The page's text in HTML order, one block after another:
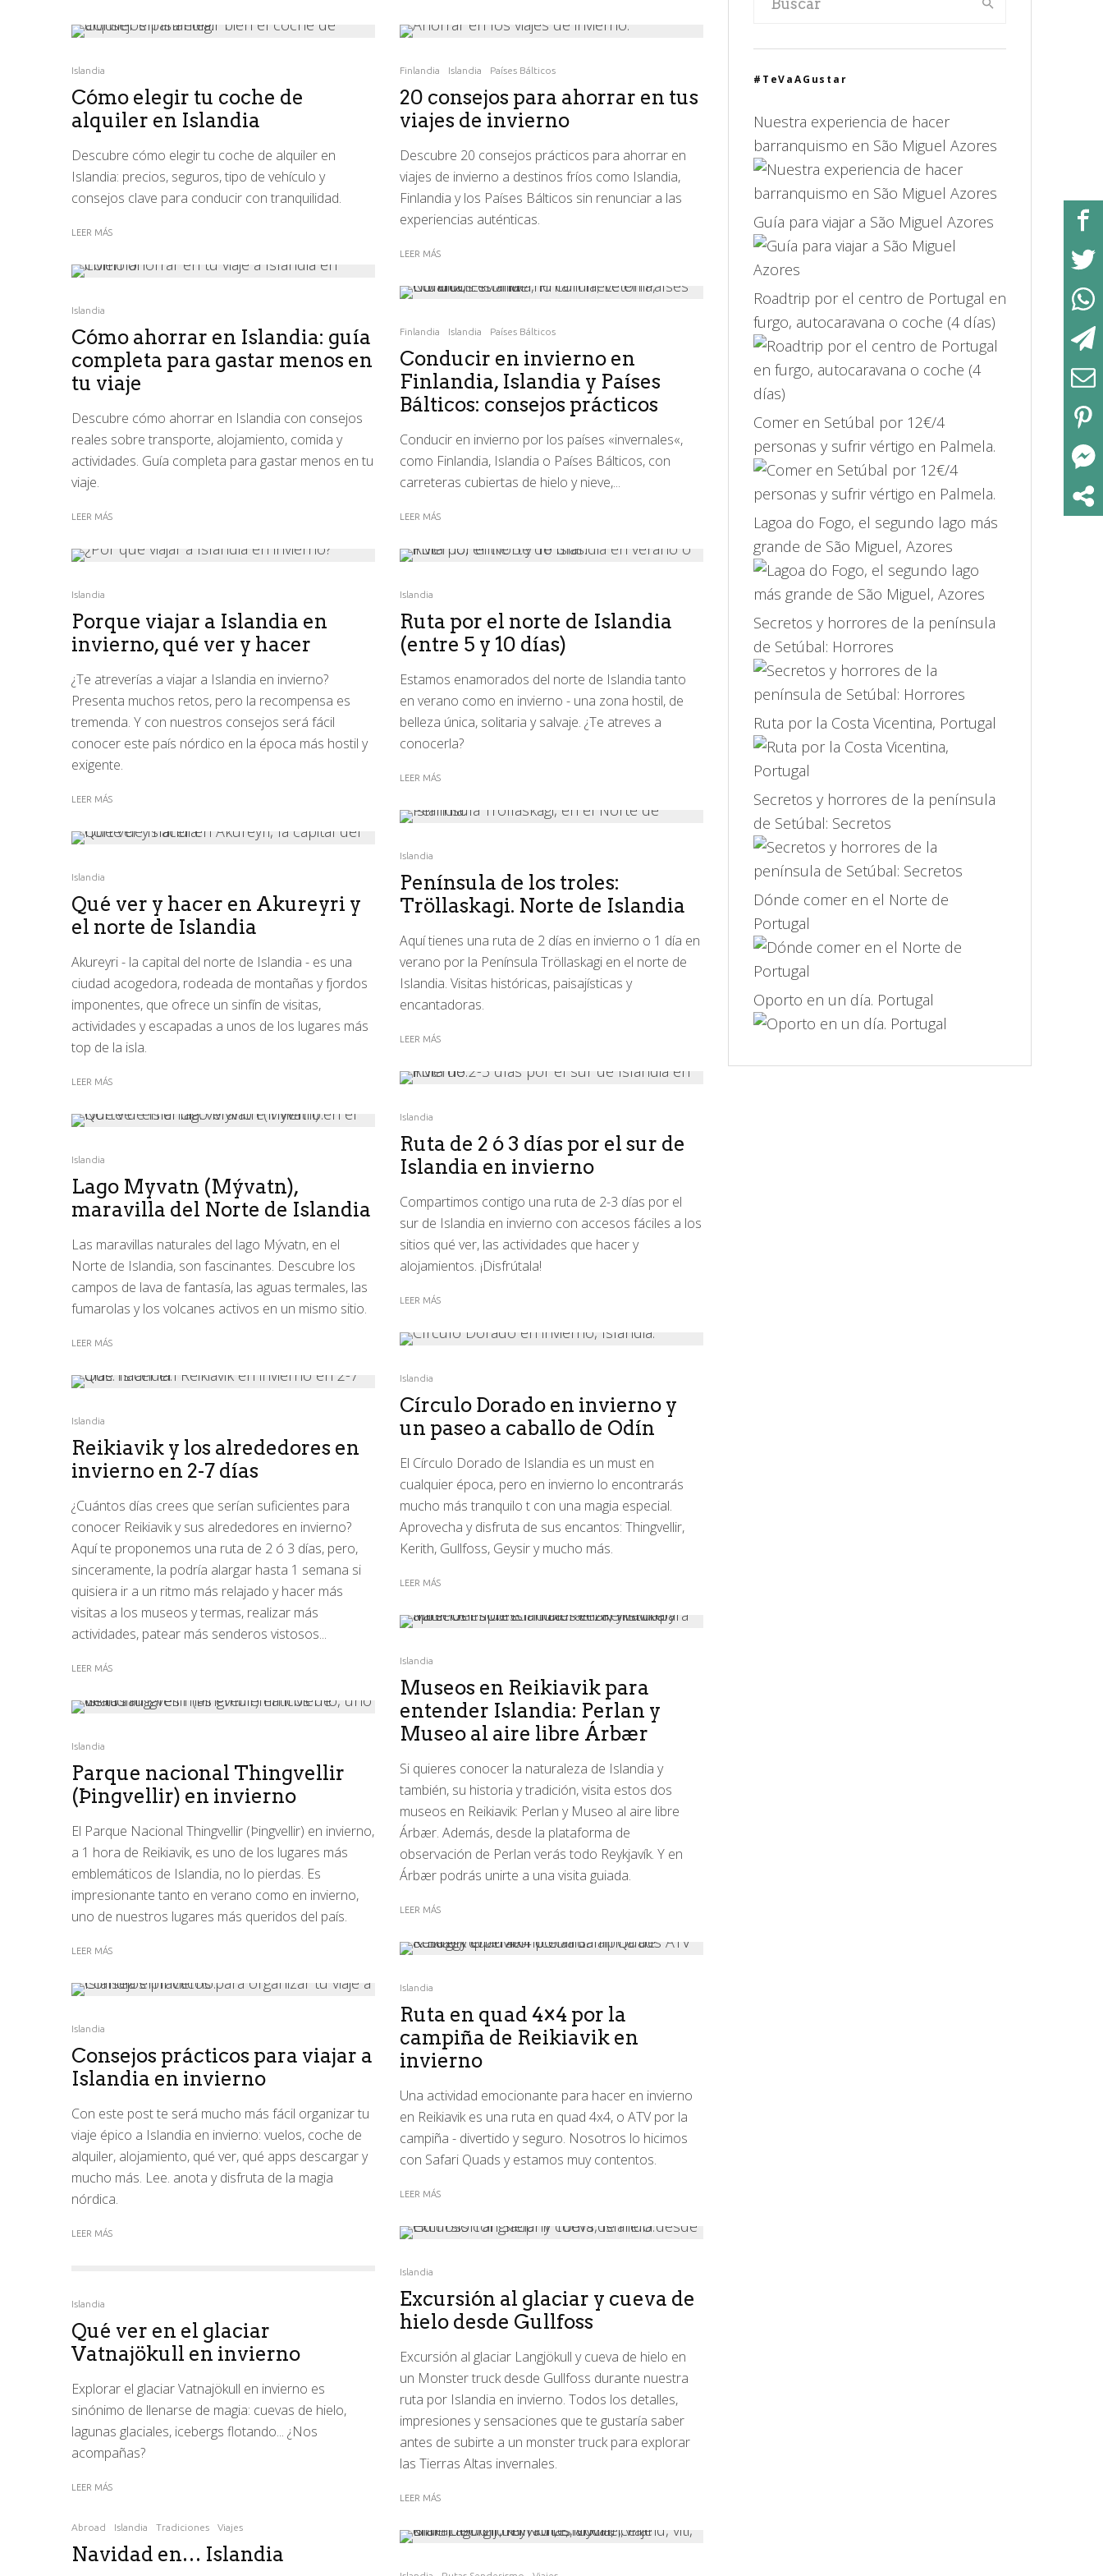
Islandia
Cómo elegir tu coche de
alquiler en Islandia
Descubre cómo elegir tu coche de alquiler en
Islandia: precios, seguros, tipo de vehículo y
consejos clave para conducir con tranquilidad.
LEER MÁS
Islandia
Cómo ahorrar en Islandia: guía
completa para gastar menos en
tu viaje
Descubre cómo ahorrar en Islandia con consejos
reales sobre transporte, alojamiento, comida y
actividades. Guía completa para gastar menos en tu
viaje.
LEER MÁS
Islandia
Porque viajar a Islandia en
invierno, qué ver y hacer
¿Te atreverías a viajar a Islandia en invierno?
Presenta muchos retos, pero la recompensa es
tremenda. Y con nuestros consejos será fácil
conocer este país nórdico en la época más hostil y
exigente.
LEER MÁS
Islandia
Qué ver y hacer en Akureyri y
el norte de Islandia
Akureyri - la capital del norte de Islandia - es una
ciudad acogedora, rodeada de montañas y fjordos
imponentes, que ofrece un sinfín de visitas,
actividades y escapadas a unos de los lugares más
top de la isla.
LEER MÁS
Islandia
Lago Myvatn (Mývatn),
maravilla del Norte de Islandia
Las maravillas naturales del lago Mývatn, en el
Norte de Islandia, son fascinantes. Descubre los
campos de lava de fantasía, las aguas termales, las
fumarolas y los volcanes activos en un mismo sitio.
LEER MÁS
Islandia
Reikiavik y los alrededores en
invierno en 2-7 días
¿Cuántos días crees que serían suficientes para
conocer Reikiavik y sus alrededores en invierno?
Aquí te proponemos una ruta de 2 ó 3 días, pero,
sinceramente, la podría alargar hasta 1 semana si
quisiera ir a un ritmo más relajado y hacer más
visitas a los museos y termas, realizar más
actividades, patear más senderos vistosos...
LEER MÁS
Islandia
Parque nacional Thingvellir
(Þingvellir) en invierno
El Parque Nacional Thingvellir (Þingvellir) en invierno,
a 1 hora de Reikiavik, es uno de los lugares más
emblemáticos de Islandia, no lo pierdas. Es
impresionante tanto en verano como en invierno,
uno de nuestros lugares más queridos del país.
LEER MÁS
Islandia
Consejos prácticos para viajar a
Islandia en invierno
Con este post te será mucho más fácil organizar tu
viaje épico a Islandia en invierno: vuelos, coche de
alquiler, alojamiento, qué ver, qué apps descargar y
mucho más. Lee. anota y disfruta de la magia
nórdica.
LEER MÁS
Islandia
Qué ver en el glaciar
Vatnajökull en invierno
Explorar el glaciar Vatnajökull en invierno es
sinónimo de llenarse de magia: cuevas de hielo,
lagunas glaciales, icebergs flotando... ¿Nos
acompañas?
LEER MÁS
Abroad Islandia Tradiciones Viajes
Navidad en… Islandia
Finlandia Islandia Países Bálticos
20 consejos para ahorrar en tus
viajes de invierno
Descubre 20 consejos prácticos para ahorrar en
viajes de invierno a destinos fríos como Islandia,
Finlandia y los Países Bálticos sin renunciar a las
experiencias auténticas.
LEER MÁS
Finlandia Islandia Países Bálticos
Conducir en invierno en
Finlandia, Islandia y Países
Bálticos: consejos prácticos
Conducir en invierno por los países «invernales«,
como Finlandia, Islandia o Países Bálticos, con
carreteras cubiertas de hielo y nieve,...
LEER MÁS
Islandia
Ruta por el norte de Islandia
(entre 5 y 10 días)
Estamos enamorados del norte de Islandia tanto
en verano como en invierno - una zona hostil, de
belleza única, solitaria y salvaje. ¿Te atreves a
conocerla?
LEER MÁS
Islandia
Península de los troles:
Tröllaskagi. Norte de Islandia
Aquí tienes una ruta de 2 días en invierno o 1 día en
verano por la Península Tröllaskagi en el norte de
Islandia. Visitas históricas, paisajísticas y
encantadoras.
LEER MÁS
Islandia
Ruta de 2 ó 3 días por el sur de
Islandia en invierno
Compartimos contigo una ruta de 2-3 días por el
sur de Islandia en invierno con accesos fáciles a los
sitios qué ver, las actividades que hacer y
alojamientos. ¡Disfrútala!
LEER MÁS
Islandia
Círculo Dorado en invierno y
un paseo a caballo de Odín
El Círculo Dorado de Islandia es un must en
cualquier época, pero en invierno lo encontrarás
mucho más tranquilo t con una magia especial.
Aprovecha y disfruta de sus encantos: Thingvellir,
Kerith, Gullfoss, Geysir y mucho más.
LEER MÁS
Islandia
Museos en Reikiavik para
entender Islandia: Perlan y
Museo al aire libre Árbær
Si quieres conocer la naturaleza de Islandia y
también, su historia y tradición, visita estos dos
museos en Reikiavik: Perlan y Museo al aire libre
Árbær. Además, desde la plataforma de
observación de Perlan verás todo Reykjavík. Y en
Árbær podrás unirte a una visita guiada.
LEER MÁS
Islandia
Ruta en quad 4×4 por la
campiña de Reikiavik en
invierno
Una actividad emocionante para hacer en invierno
en Reikiavik es una ruta en quad 4x4, o ATV por la
campiña - divertido y seguro. Nosotros lo hicimos
con Safari Quads y estamos muy contentos.
LEER MÁS
Islandia
Excursión al glaciar y cueva de
hielo desde Gullfoss
Excursión al glaciar Langjökull y cueva de hielo en
un Monster truck desde Gullfoss durante nuestra
ruta por Islandia en invierno. Todos los detalles,
impresiones y sensaciones que te gustaría saber
antes de subirte a un monster truck para explorar
las Tierras Altas invernales.
LEER MÁS
#TeVaAGustar
Nuestra experiencia de hacer
barranquismo en São Miguel Azores
Guía para viajar a São Miguel Azores
Roadtrip por el centro de Portugal en
furgo, autocaravana o coche (4 días)
Comer en Setúbal por 12€/4
personas y sufrir vértigo en Palmela.
Lagoa do Fogo, el segundo lago más
grande de São Miguel, Azores
Secretos y horrores de la península
de Setúbal: Horrores
Ruta por la Costa Vicentina, Portugal
Secretos y horrores de la península
de Setúbal: Secretos
Dónde comer en el Norte de
Portugal
Oporto en un día. Portugal